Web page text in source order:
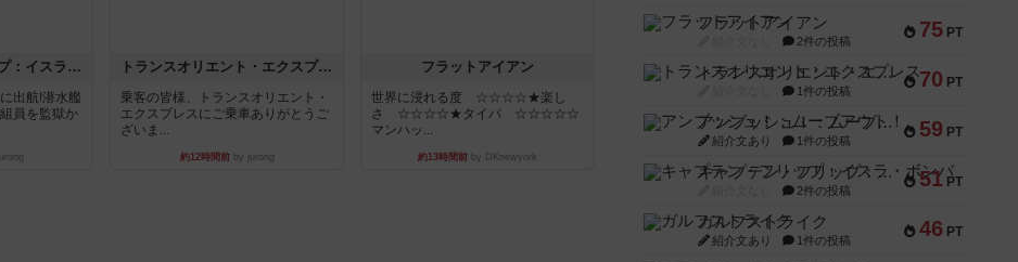
キャプテン・フリップ：イスラ・ボンバ
出航!潜水艦
員を監獄か
トランスオリエント・エクスプレス
乗客の皆様、トランスオリエント・
エクスプレスにご乗車ありがとうご
ざいま...
約12時間前by jurong
フラットアイアン
世界に浸れる度 ☆☆☆☆★楽し
さ ☆☆☆☆★タイパ ☆☆☆☆☆
マンハッ...
約13時間前 by DKnewyork
75 PT
フラットアイアン
2件の投稿
70 PT
トランスオリエント・エクスプレス
1件の投稿
59 PT
アンブッシュ！：ムーブアウト！
紹介文あり 1件の投稿
51 PT
キャプテン・フリップ：イスラ・ボンバ
2件の投稿
46 PT
ガルフストライク
紹介文あり 1件の投稿